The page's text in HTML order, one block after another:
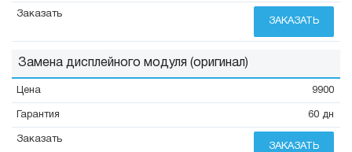
ЗАКАЗАТЬ
Замена дисплейного модуля (оригинал)
9900
60 дн
ЗАКАЗАТЬ